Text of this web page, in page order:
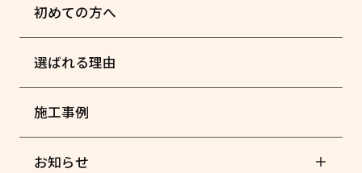
初めての方へ
選ばれる理由
施工事例
お知らせ